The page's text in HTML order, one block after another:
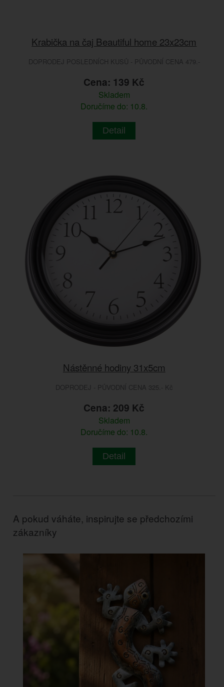
Krabička na čaj Beautiful home 23x23cm
DOPRODEJ POSLEDNÍCH KUSŮ - PŮVODNÍ CENA 479.-
Cena: 139 Kč
Skladem
Doručíme do: 10.8.
Detail
Nástěnné hodiny 31x5cm
DOPRODEJ - PŮVODNÍ CENA 325.- Kč
Cena: 209 Kč
Skladem
Doručíme do: 10.8.
Detail
A pokud váháte, inspirujte se předchozími
zákazníky